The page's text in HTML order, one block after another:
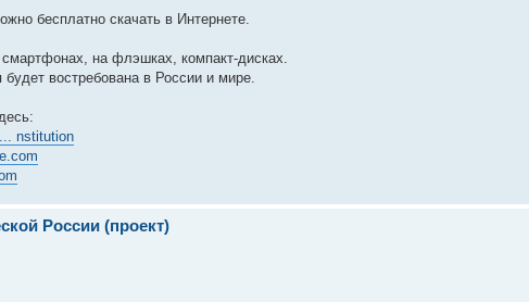
бесплатно скачать в Интернете.
на флэшках, компакт-дисках.
будет востребована в России и мире.
nstitution
России (проект)